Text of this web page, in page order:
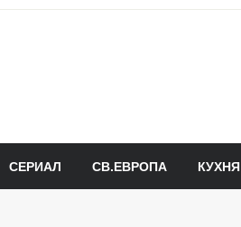
СЕРИАЛ СВ.ЕВРОПА КУХНЯ